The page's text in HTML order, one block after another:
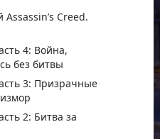
Creed.
4: Война,
без битвы
3: Призрачные
2: Битва за